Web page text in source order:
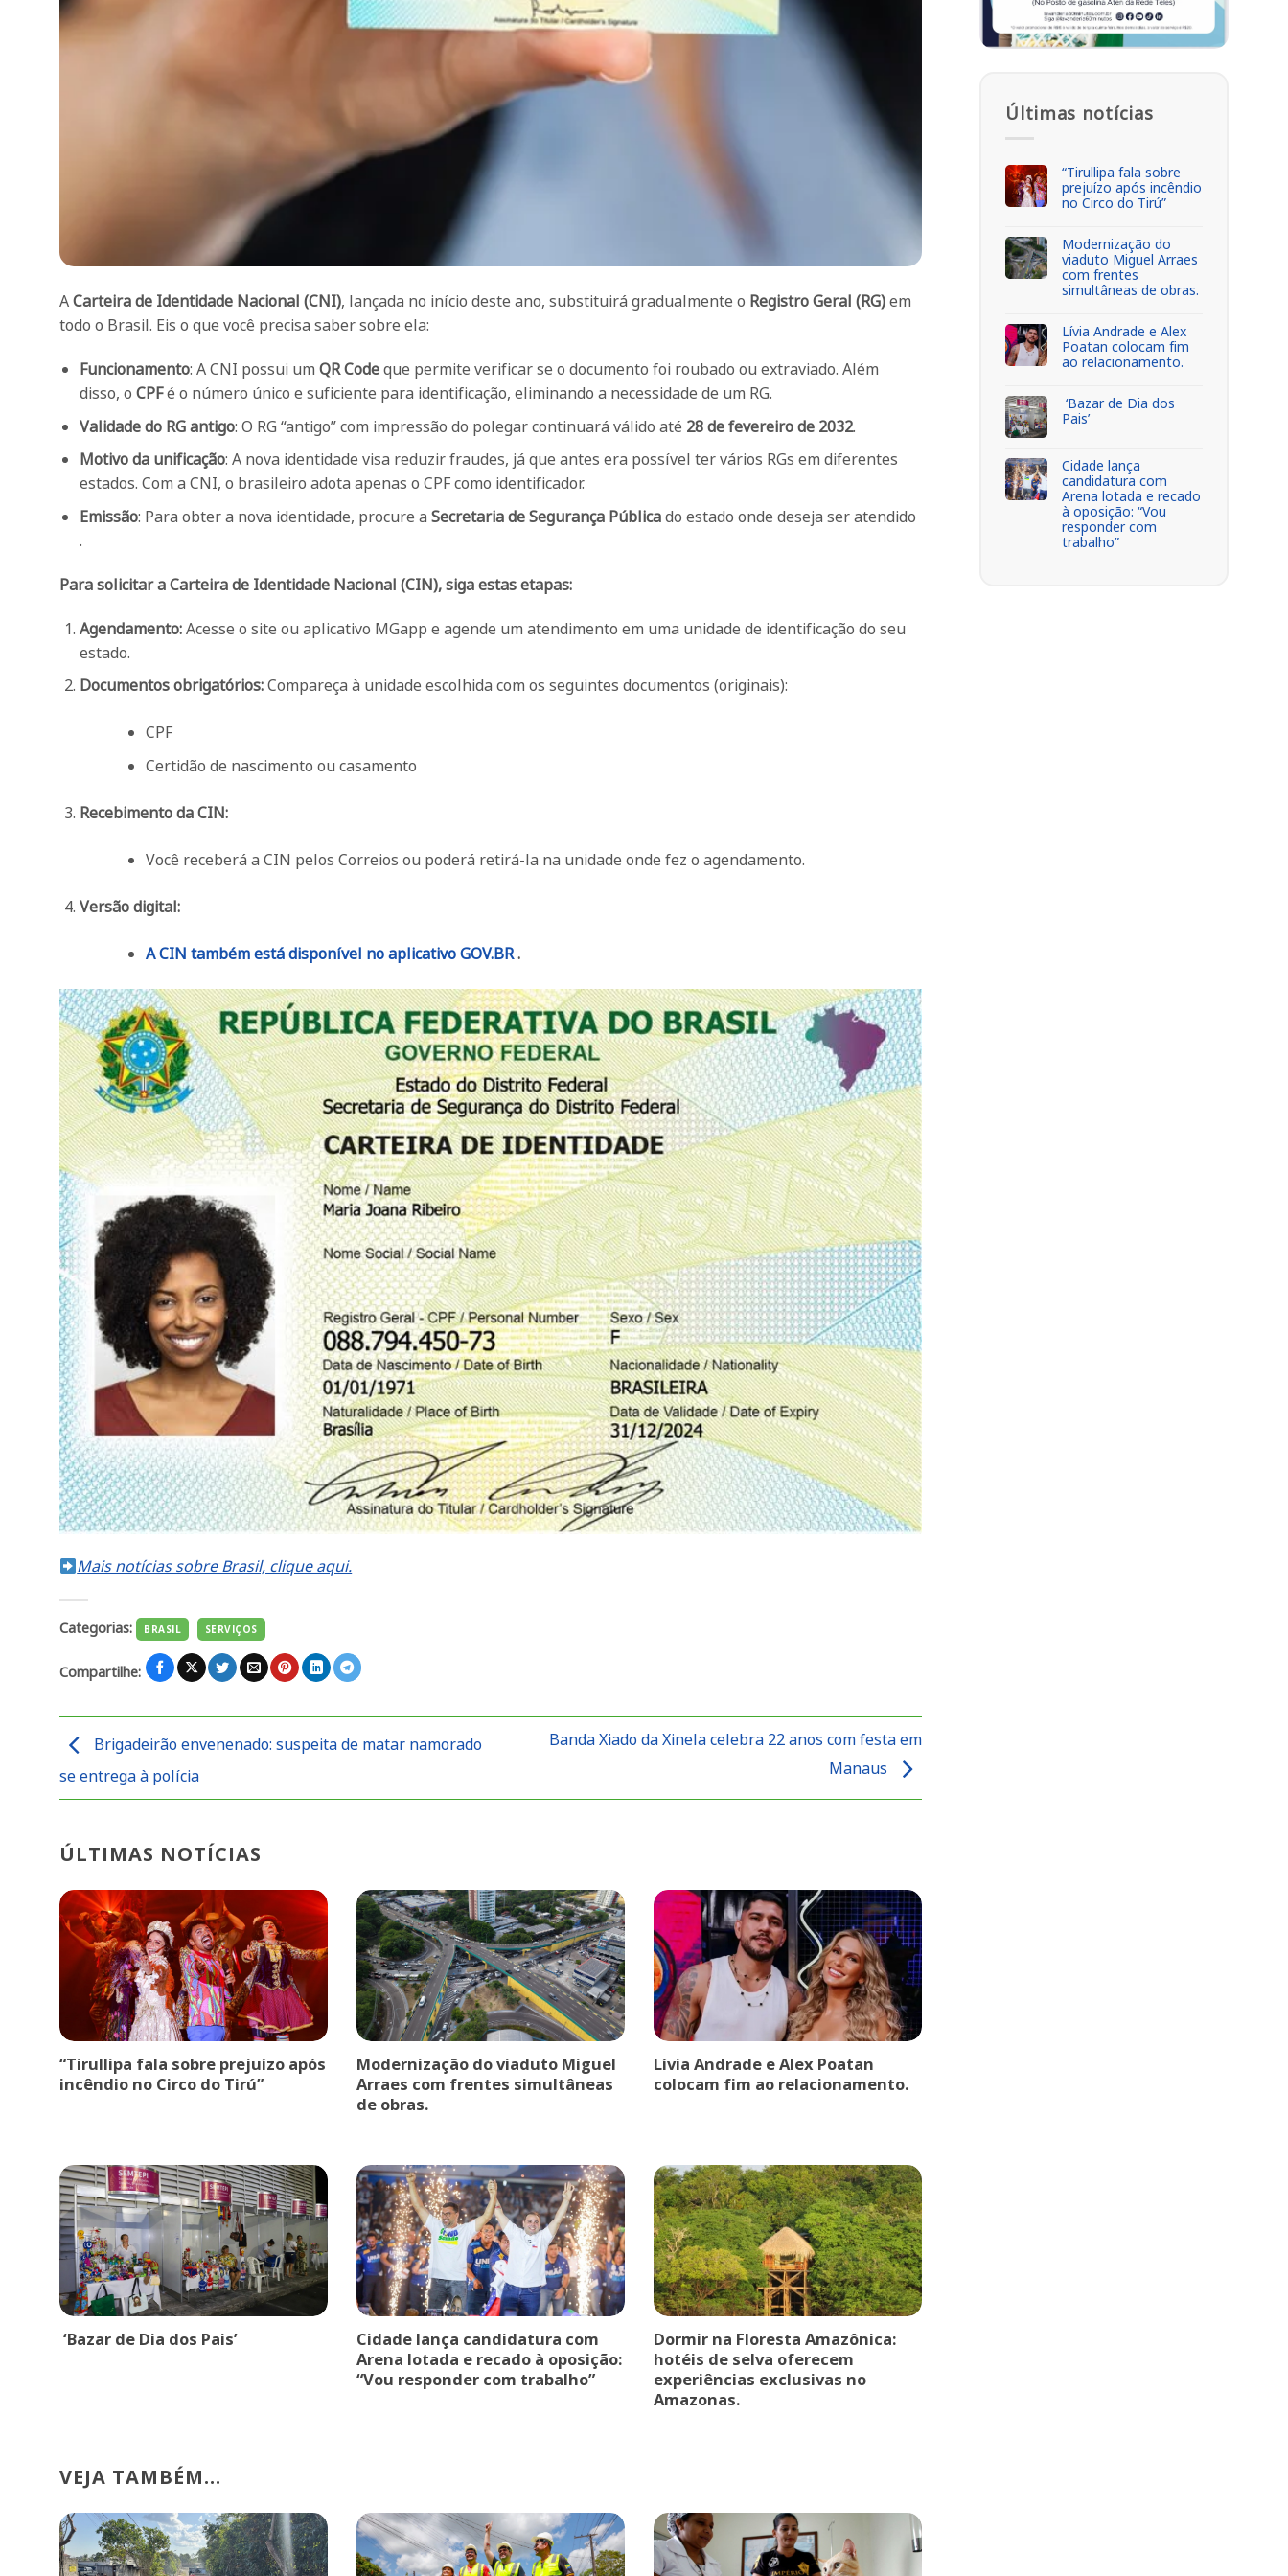
ACarteira de Identidade Nacional (CNI), lançada no início deste ano, substituirá gradualmente o Registro Geral (RG)em
todo o Brasil. Eis o que você precisa saber sobre ela:
Funcionamento: A CNI possui um QR Codeque permite verificar se o documento foi roubado ou extraviado. Além
disso, o CPFé o número único e suficiente para identificação, eliminando a necessidade de um RG.
Validade do RG antigo: O RG “antigo” com impressão do polegar continuará válido até 28 de fevereiro de 2032.
Motivo da unificação: A nova identidade visa reduzir fraudes, já que antes era possível ter vários RGs em diferentes
estados. Com a CNI, o brasileiro adota apenas o CPF como identificador.
Emissão: Para obter a nova identidade, procure a Secretaria de Segurança Públicado estado onde deseja ser atendido
.
Para solicitar a Carteira de Identidade Nacional (CIN), siga estas etapas:
Agendamento:Acesse o site ou aplicativo MGapp e agende um atendimento em uma unidade de identificação do seu
estado.
Documentos obrigatórios:Compareça à unidade escolhida com os seguintes documentos (originais):
CPF
Certidão de nascimento ou casamento
Recebimento da CIN:
Você receberá a CIN pelos Correios ou poderá retirá-la na unidade onde fez o agendamento.
Versão digital:
A CIN também está disponível no aplicativo GOV.BR.
Mais notícias sobre Brasil, clique aqui.
Categorias: BRASIL SERVIÇOS
Compartilhe:
Brigadeirão envenenado: suspeita de matar namorado
se entrega à polícia
Banda Xiado da Xinela celebra 22 anos com festa em
Manaus
ÚLTIMAS NOTÍCIAS
“Tirullipa fala sobre prejuízo após
incêndio no Circo do Tirú”
Modernização do viaduto Miguel
Arraes com frentes simultâneas
de obras.
Lívia Andrade e Alex Poatan
colocam fim ao relacionamento.
‘Bazar de Dia dos Pais’
Cidade lança candidatura com
Arena lotada e recado à oposição:
“Vou responder com trabalho”
Dormir na Floresta Amazônica:
hotéis de selva oferecem
experiências exclusivas no
Amazonas.
VEJA TAMBÉM...
Últimas notícias
“Tirullipa fala sobre
prejuízo após incêndio
no Circo do Tirú”
Modernização do
viaduto Miguel Arraes
com frentes
simultâneas de obras.
Lívia Andrade e Alex
Poatan colocam fim
ao relacionamento.
‘Bazar de Dia dos
Pais’
Cidade lança
candidatura com
Arena lotada e recado
à oposição: “Vou
responder com
trabalho”